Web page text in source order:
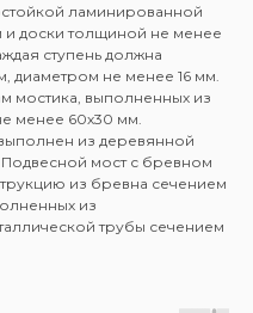
ламинированной
доски толщиной не менее
ступень должна
диаметром не менее 16 мм.
мостика, выполненных из
менее 60х30 мм.
из деревянной
мост с бревном
из бревна сечением
из
трубы сечением